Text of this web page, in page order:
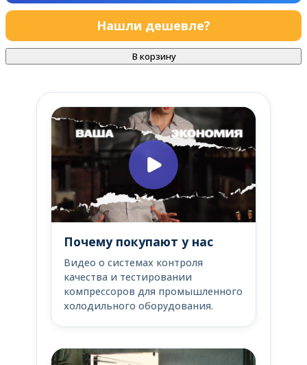
Нашли дешевле?
В корзину
Почему покупают у нас
Видео о системах контроля
качества и тестировании
компрессоров для промышленного
холодильного оборудования.